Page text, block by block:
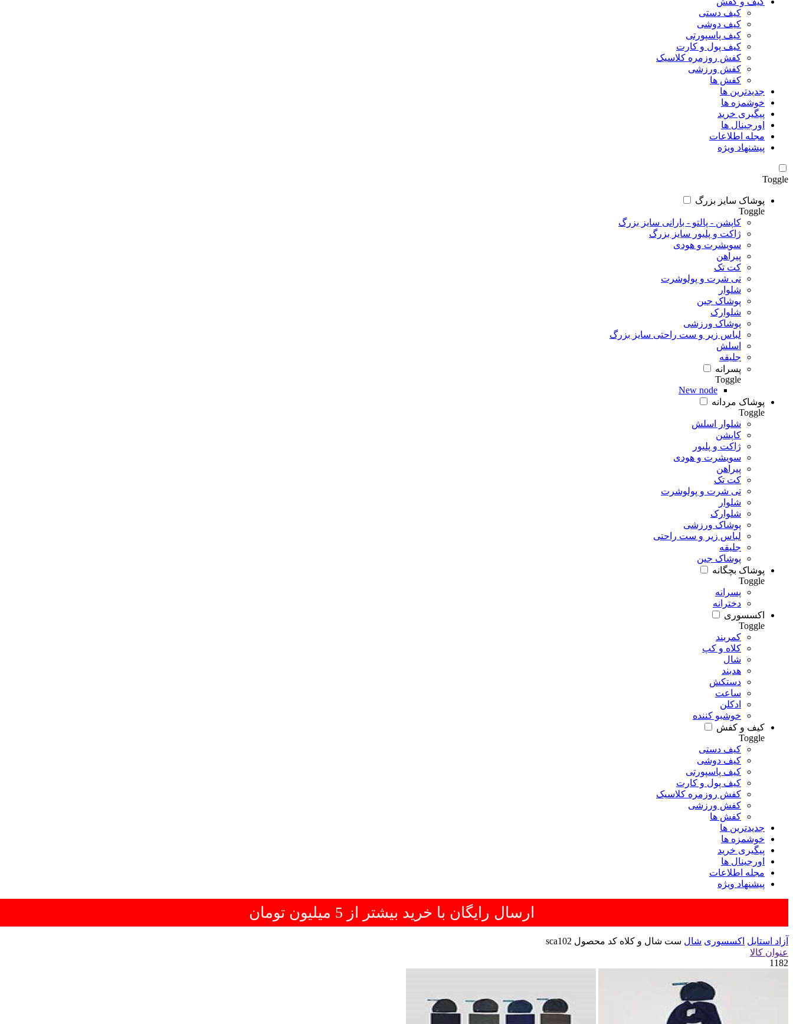
کیف دستی
کیف دوشی
کیف پاسپورتی
کیف پول و کارت
کفش روزمره کلاسیک
کفش ورزشی
کفش ها
جدیدترین ها
خوشمزه ها
پیگیری خرید
اورجینال ها
مجله اطلاعات
پیشنهاد ویژه
Toggle
پوشاک سایز بزرگ
Toggle
کاپشن - پالتو - بارانی سایز بزرگ
ژاکت و پلیور سایز بزرگ
سویشرت و هودی
پیراهن
کت تک
تی شرت و پولوشرت
شلوار
پوشاک جین
شلوارک
پوشاک ورزشی
لباس زیر و ست راحتی سایز بزرگ
اسلش
جلیقه
پسرانه
Toggle
New node
پوشاک مردانه
Toggle
شلوار اسلش
کاپشن
ژاکت و پلیور
سویشرت و هودی
پیراهن
کت تک
تی شرت و پولوشرت
شلوار
شلوارک
پوشاک ورزشی
لباس زیر و ست راحتی
جلیقه
پوشاک جین
پوشاک بچگانه
Toggle
پسرانه
دخترانه
اکسسوری
Toggle
کمربند
کلاه و کپ
شال
هدبند
دستکش
ساعت
ادکلن
خوشبو کننده
کیف و کفش
Toggle
کیف دستی
کیف دوشی
کیف پاسپورتی
کیف پول و کارت
کفش روزمره کلاسیک
کفش ورزشی
کفش ها
جدیدترین ها
خوشمزه ها
پیگیری خرید
اورجینال ها
مجله اطلاعات
پیشنهاد ویژه
ارسال رایگان با خرید بیشتر از 5 میلیون تومان
آزاد استایل اکسسوری شال ست شال و کلاه کد محصول sca102
عنوان کالا
1182